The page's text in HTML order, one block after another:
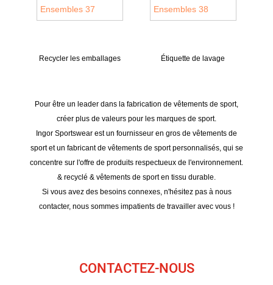
Recycler les emballages Étiquette de lavage
Pour être un leader dans la fabrication de vêtements de sport,
créer plus de valeurs pour les marques de sport.
Ingor Sportswear est un fournisseur en gros de vêtements de
sport et un fabricant de vêtements de sport personnalisés, qui se
concentre sur l'offre de produits respectueux de l'environnement.
& recyclé & vêtements de sport en tissu durable.
Si vous avez des besoins connexes, n'hésitez pas à nous
contacter, nous sommes impatients de travailler avec vous !
CONTACTEZ-NOUS